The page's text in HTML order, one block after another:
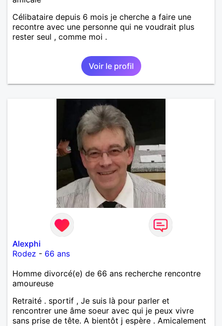
Célibataire depuis 6 mois je cherche a faire une
recontre avec une personne qui ne voudrait plus
rester seul , comme moi .
Voir le profil
Alexphi
Rodez - 66 ans
Homme divorcé(e) de 66 ans recherche rencontre
amoureuse
Retraité . sportif , Je suis là pour parler et
rencontrer une âme soeur avec qui je peux vivre
sans prise de tête. A bientôt j espère . Amicalement